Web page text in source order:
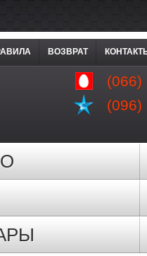
(066)
(096)
ВОЗВРАТ